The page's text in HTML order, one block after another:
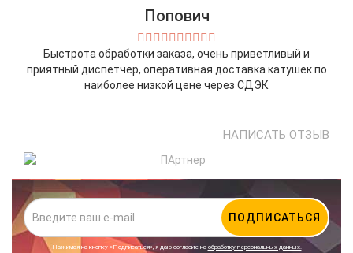
Попович
Быстрота обработки заказа, очень приветливый и
приятный диспетчер, оперативная доставка катушек по
наиболее низкой цене через СДЭК
НАПИСАТЬ ОТЗЫВ
ПОДПИСАТЬСЯ
Нажимая на кнопку «Подписаться», я даю cогласие на обработку персональных данных.